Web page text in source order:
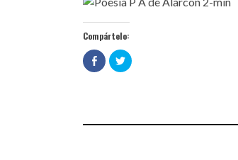
Compártelo:
Haz
clic
para
en
Haz
clic
en